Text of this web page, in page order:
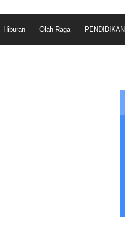
Hiburan Olah Raga PENDIDIKAN